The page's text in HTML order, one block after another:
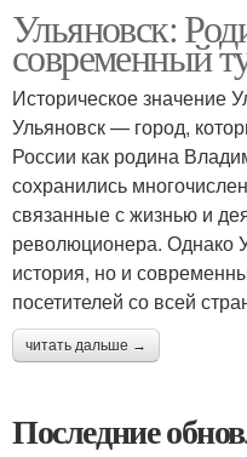
Ульяновск:
современный
Историческое значение
Ульяновск — город,
России как родина
сохранились
связанные с жизнью и
революционера. Однако
история, но и
посетителей со всей
читать дальше →
Последние